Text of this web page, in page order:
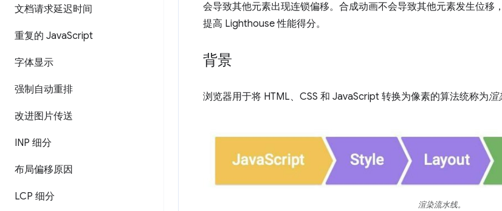
文档请求延迟时间
重复的 JavaScript
字体显示
强制自动重排
改进图片传送
INP 细分
布局偏移原因
LCP 细分
会导致其他元素出现连锁偏移。合成动画不会导致其他元素发生位移
提高 Lighthouse 性能得分。
背景
浏览器用于将 HTML、CSS 和 JavaScript 转换为像素的算法统称为渲
渲染流水线。